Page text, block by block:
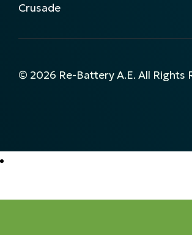
Crusade
© 2026 Re-Battery A.E. All Rights